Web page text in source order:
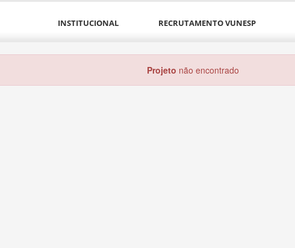
INSTITUCIONAL RECRUTAMENTO VUNESP
Projeto não encontrado